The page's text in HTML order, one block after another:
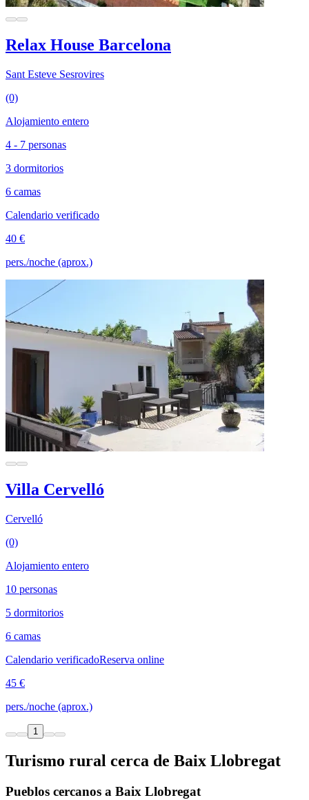
Relax House Barcelona
Sant Esteve Sesrovires
(0)
Alojamiento entero
4 - 7 personas
3 dormitorios
6 camas
Calendario verificado
40 €
pers./noche (aprox.)
Villa Cervelló
Cervelló
(0)
Alojamiento entero
10 personas
5 dormitorios
6 camas
Calendario verificadoReserva online
45 €
pers./noche (aprox.)
1
Turismo rural cerca de Baix Llobregat
Pueblos cercanos a Baix Llobregat